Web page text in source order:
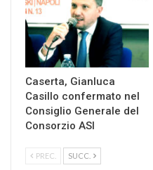
Caserta, Gianluca
Casillo confermato nel
Consiglio Generale del
Consorzio ASI
PREC. SUCC.